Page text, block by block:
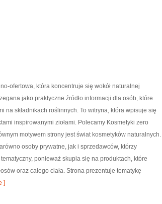
ofertowa, która koncentruje się wokół naturalnej
jako praktyczne źródło informacji dla osób, które
na składnikach roślinnych. To witryna, która wpisuje się
inspirowanymi ziołami. Polecamy Kosmetyki zero
motywem strony jest świat kosmetyków naturalnych.
osoby prywatne, jak i sprzedawców, którzy
ponieważ skupia się na produktach, które
oraz całego ciała. Strona prezentuje tematykę
]